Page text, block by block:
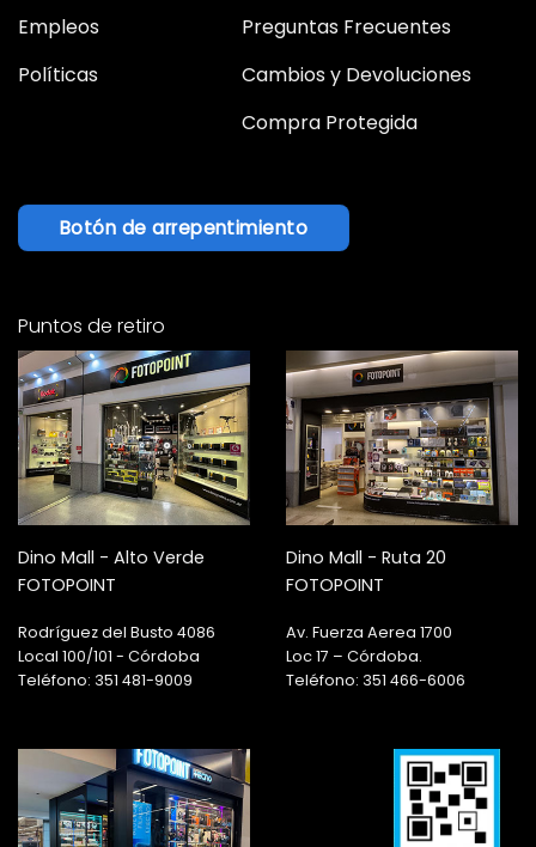
Empleos
Políticas
Preguntas Frecuentes
Cambios y Devoluciones
Compra Protegida
Botón de arrepentimiento
Puntos de retiro
Dino Mall - Alto Verde
FOTOPOINT
Rodríguez del Busto 4086
Local 100/101 - Córdoba
Teléfono: 351 481-9009
Dino Mall - Ruta 20
FOTOPOINT
Av. Fuerza Aerea 1700
Loc 17 – Córdoba.
Teléfono: 351 466-6006